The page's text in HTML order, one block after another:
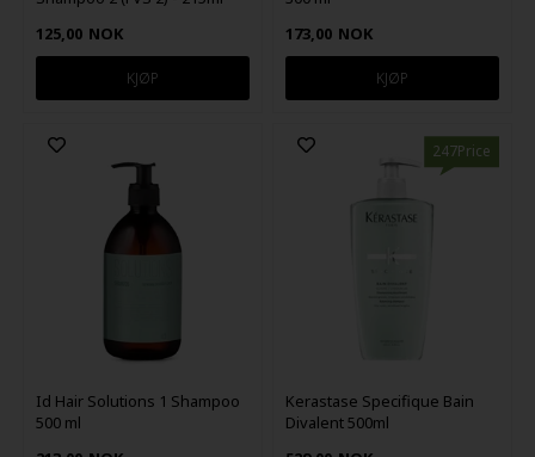
125,00 NOK
173,00 NOK
Id Hair Solutions 1 Shampoo
500 ml
247Price
Kerastase Specifique Bain
Divalent 500ml